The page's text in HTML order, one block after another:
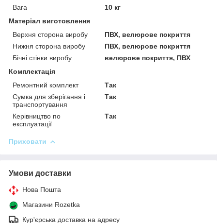
Вага
10 кг
Матеріал виготовлення
Верхня сторона виробу
ПВХ, велюрове покриття
Нижня сторона виробу
ПВХ, велюрове покриття
Бічні стінки виробу
велюрове покриття, ПВХ
Комплектація
Ремонтний комплект
Так
Сумка для зберігання і
транспортування
Так
Керівництво по
експлуатації
Так
Приховати
Умови доставки
Нова Пошта
Магазини Rozetka
Кур'єрська доставка на адресу